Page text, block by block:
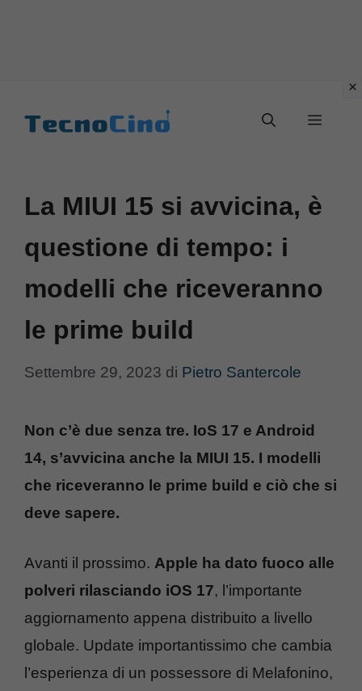
Menu
La MIUI 15 si avvicina, è
questione di tempo: i
modelli che riceveranno
le prime build
Settembre 29, 2023 di Pietro Santercole
Non c’è due senza tre. IoS 17 e Android
14, s’avvicina anche la MIUI 15. I modelli
che riceveranno le prime build e ciò che si
deve sapere.
Avanti il prossimo. Apple ha dato fuoco alle
polveri rilasciando iOS 17, l’importante
aggiornamento appena distribuito a livello
globale. Update importantissimo che cambia
l’esperienza di un possessore di Melafonino,